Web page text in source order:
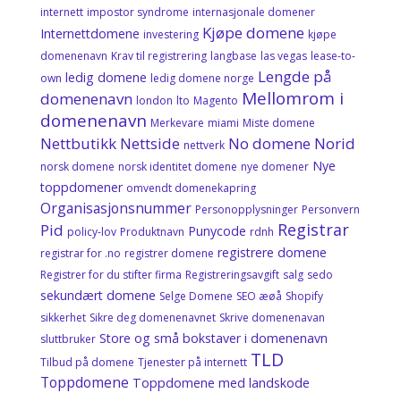
internett impostor syndrome internasjonale domener
Internettdomene investering Kjøpe domene kjøpe
domenenavn Krav til registrering langbase las vegas lease-to-
own ledig domene ledig domene norge Lengde på
domenenavn london lto Magento Mellomrom i
domenenavn Merkevare miami Miste domene
Nettbutikk Nettside nettverk No domene Norid
norsk domene norsk identitet domene nye domener Nye
toppdomener omvendt domenekapring
Organisasjonsnummer Personopplysninger Personvern
Pid policy-lov Produktnavn Punycode rdnh Registrar
registrar for .no registrer domene registrere domene
Registrer for du stifter firma Registreringsavgift salg sedo
sekundært domene Selge Domene SEO æøå Shopify
sikkerhet Sikre deg domenenavnet Skrive domenenavan
sluttbruker Store og små bokstaver i domenenavn
Tilbud på domene Tjenester på internett TLD
Toppdomene Toppdomene med landskode